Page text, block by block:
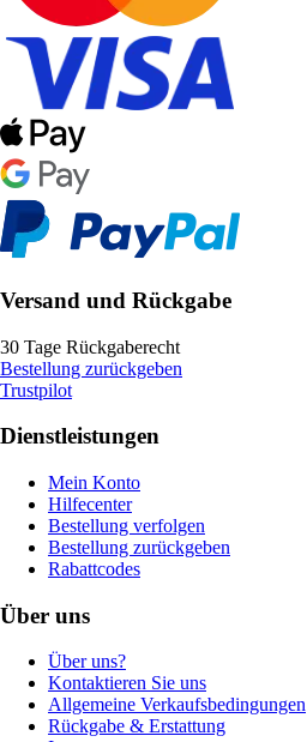
Versand und Rückgabe
30 Tage Rückgaberecht
Bestellung zurückgeben
Trustpilot
Dienstleistungen
Mein Konto
Hilfecenter
Bestellung verfolgen
Bestellung zurückgeben
Rabattcodes
Über uns
Über uns?
Kontaktieren Sie uns
Allgemeine Verkaufsbedingungen
Rückgabe & Erstattung